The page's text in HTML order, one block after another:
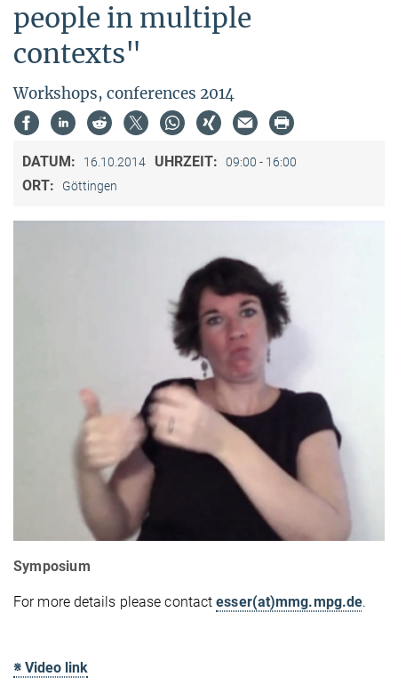
people in multiple
contexts"
Workshops, conferences 2014
DATUM: 16.10.2014 UHRZEIT: 09:00 - 16:00
ORT: Göttingen
Symposium
For more details please contactesser(at)mmg.mpg.de.
※ Video link